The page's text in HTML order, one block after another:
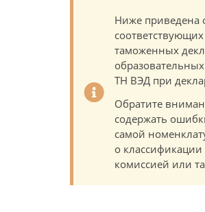
Ниже приведена
таможенных
ТН ВЭД при
Обратите
содержать
самой
о
комиссией или